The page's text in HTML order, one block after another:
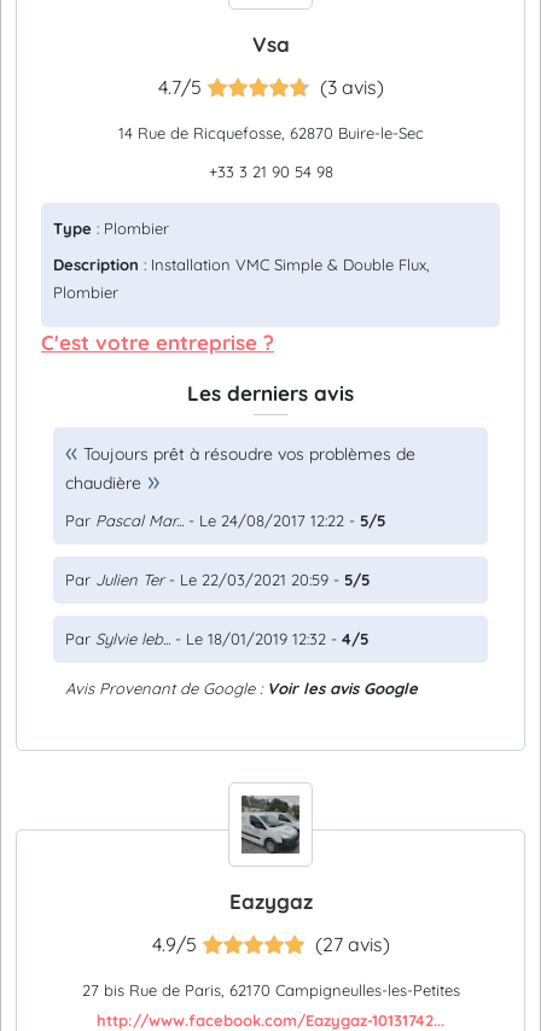
Vsa
4.7/5 (3 avis)
14 Rue de Ricquefosse, 62870 Buire-le-Sec
+33 3 21 90 54 98
Type : Plombier
Description : Installation VMC Simple & Double Flux,
Plombier
C'est votre entreprise ?
Les derniers avis
Toujours prêt à résoudre vos problèmes de
chaudière
Par Pascal Mar... - Le 24/08/2017 12:22 - 5/5
Par Julien Ter- Le 22/03/2021 20:59 - 5/5
Par Sylvie leb... - Le 18/01/2019 12:32 - 4/5
Avis Provenant de Google : Voir les avis Google
Eazygaz
4.9/5 (27 avis)
27 bis Rue de Paris, 62170 Campigneulles-les-Petites
http://www.facebook.com/Eazygaz-10131742...